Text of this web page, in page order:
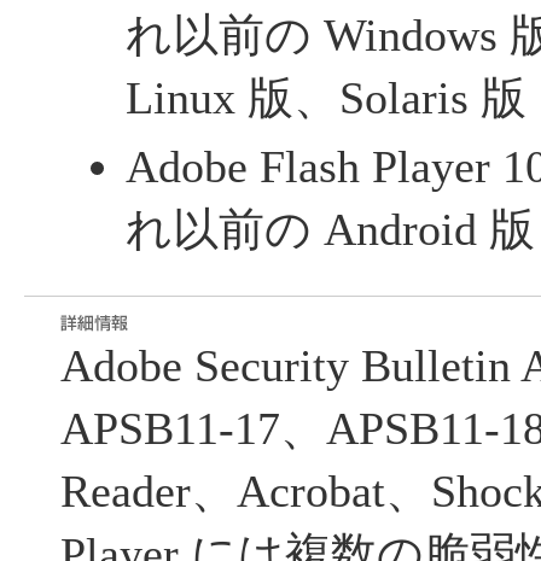
れ以前の Windows
Linux 版、Solaris 版
Adobe Flash Player
れ以前の Android 版
Adobe Security Bulletin
APSB11-17、APSB11-
Reader、Acrobat、